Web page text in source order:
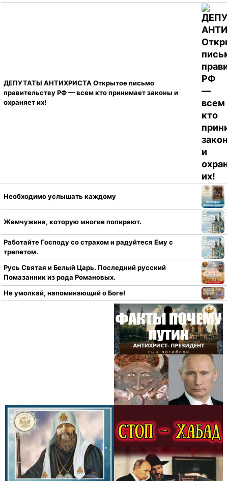
ДЕПУТАТЫ АНТИХРИСТА Открытое письмо
правительству РФ — всем кто принимает законы и
охраняет их!
Необходимо услышать каждому
Жемчужина, которую многие попирают.
Работайте Господу со страхом и радуйтеся Ему с
трепетом.
Русь Святая и Белый Царь. Последний русский
Помазанник из рода Романовых.
Не умолкай, напоминающий о Боге!